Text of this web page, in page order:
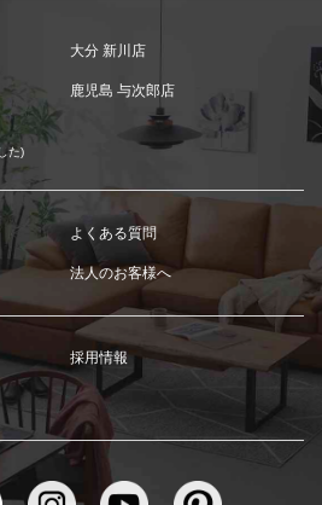
大分 新川店
鹿児島 与次郎店
た)
よくある質問
法人のお客様へ
採用情報